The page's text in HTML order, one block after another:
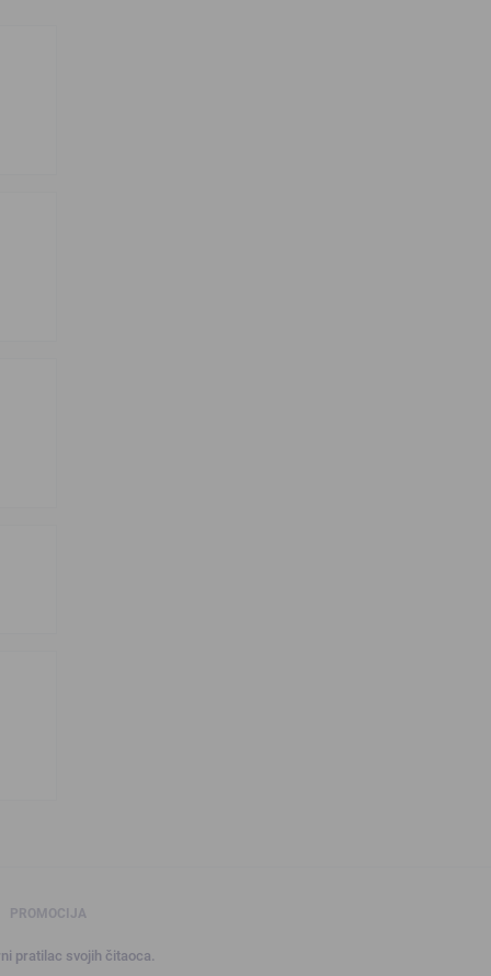
PROMOCIJA
pratilac svojih čitaoca.